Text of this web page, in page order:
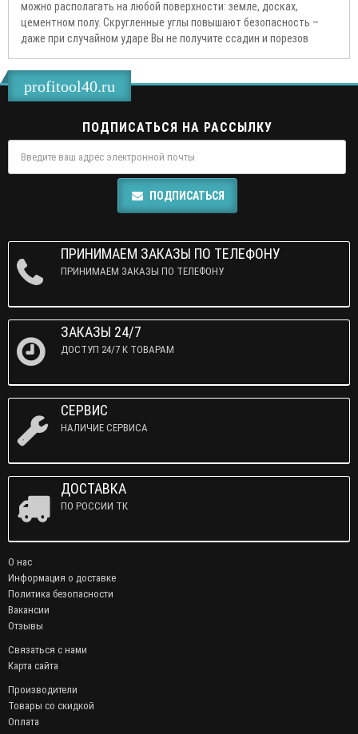
можно располагать на любой поверхности: земле, досках,
цементном полу. Скругленные углы повышают безопасность –
даже при случайном ударе Вы не получите ссадин и порезов
profitool40.ru
ПОДПИСАТЬСЯ НА РАССЫЛКУ
ПОДПИСАТЬСЯ
ПРИНИМАЕМ ЗАКАЗЫ ПО ТЕЛЕФОНУ
ПРИНИМАЕМ ЗАКАЗЫ ПО ТЕЛЕФОНУ
ЗАКАЗЫ 24/7
ДОСТУП 24/7 К ТОВАРАМ
СЕРВИС
НАЛИЧИЕ СЕРВИСА
ДОСТАВКА
ПО РОССИИ ТК
О нас
Информация о доставке
Политика безопасности
Вакансии
Отзывы
Связаться с нами
Карта сайта
Производители
Товары со скидкой
Оплата